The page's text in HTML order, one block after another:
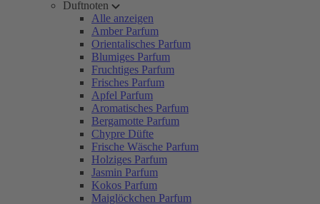
Duftnoten
Alle anzeigen
Amber Parfum
Orientalisches Parfum
Blumiges Parfum
Fruchtiges Parfum
Frisches Parfum
Apfel Parfum
Aromatisches Parfum
Bergamotte Parfum
Chypre Düfte
Frische Wäsche Parfum
Holziges Parfum
Jasmin Parfum
Kokos Parfum
Maiglöckchen Parfum